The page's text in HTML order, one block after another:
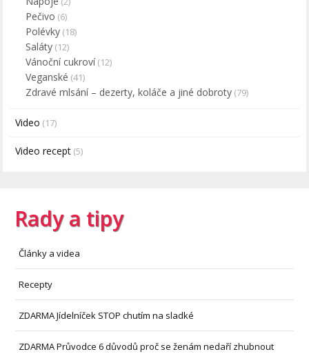
Pečivo (6)
Polévky (18)
Saláty (12)
Vánoční cukroví(12)
Veganské (41)
Zdravé mlsání – dezerty, koláče a jiné dobroty (79)
Video (17)
Video recept (5)
Rady a tipy
Články a videa
Recepty
ZDARMA Jídelníček STOP chutím na sladké
ZDARMA Průvodce 6 důvodů proč se ženám nedaří zhubnout